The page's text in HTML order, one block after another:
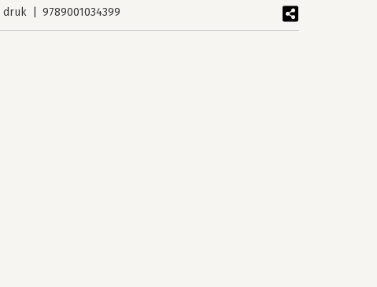
druk 9789001034399